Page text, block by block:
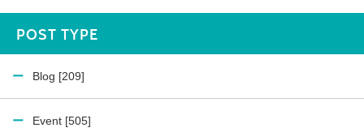
POST TYPE
Blog [209]
Event [505]